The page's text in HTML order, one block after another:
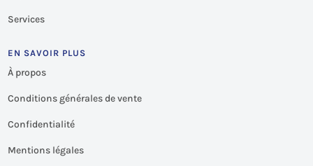
Services
EN SAVOIR PLUS
À propos
Conditions générales de vente
Confidentialité
Mentions légales